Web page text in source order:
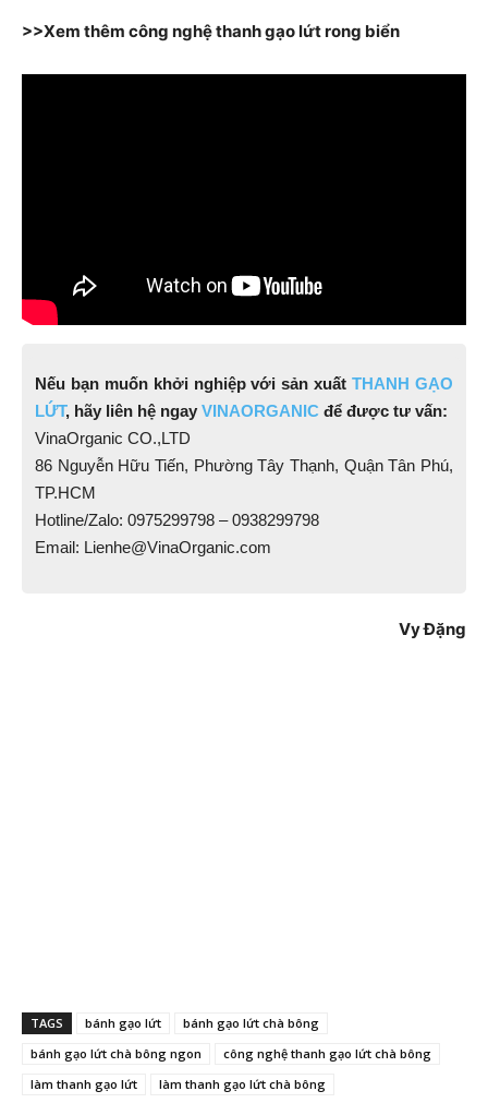
>>Xem thêm công nghệ thanh gạo lứt rong biển
Nếu bạn muốn khởi nghiệp với sản xuấtTHANH GẠO
LỨT, hãy liên hệ ngay VINAORGANIC để được tư vấn:
VinaOrganic CO.,LTD
86 Nguyễn Hữu Tiến, Phường Tây Thạnh, Quận Tân Phú,
TP.HCM
Hotline/Zalo: 0975299798 – 0938299798
Email: Lienhe@VinaOrganic.com
Vy Đặng
TAGS bánh gạo lứt
bánh gạo lứt chà bông
bánh gạo lứt chà bông ngon
công nghệ thanh gạo lứt chà bông
làm thanh gạo lứt
làm thanh gạo lứt chà bông